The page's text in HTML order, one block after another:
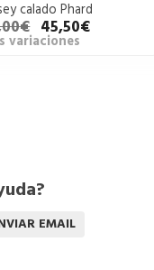
calado Phard
45,50€
variaciones
EMAIL